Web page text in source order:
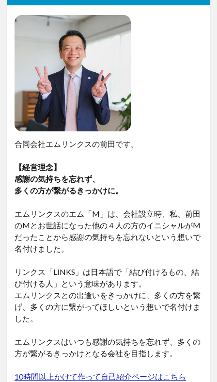
合同会社エムリンクスの前田です。
【経営理念】
感謝の気持ちを忘れず、
多くの方が繋がるきっかけに。
エムリンクスのエム「M」は、会社設立時、私、前田
のMとお世話になった他の４人の方のイニシャルがM
だったことから感謝の気持ちを忘れないという想いで
名付けました。
リンクス「LINKS」は日本語で「結び付けるもの、結
び付ける人」という意味があります。
エムリンクスとの出逢いをきっかけに、多くの方を繋
げ、多くの方に繋がってほしいという想いで名付けま
した。
エムリンクスはいつも感謝の気持ちを忘れず、多くの
方が繋がるきっかけとなる会社を目指します。
10時間以上かけて作って自己紹介ページはこちら